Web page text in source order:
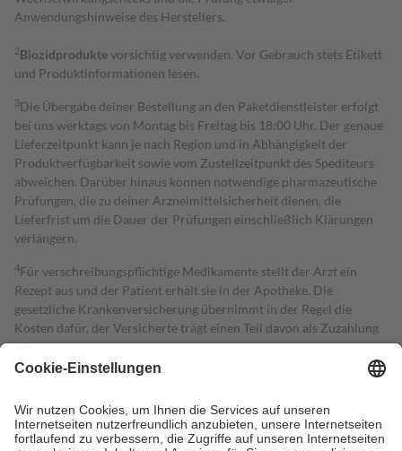
Anwendungshinweise des Herstellers.
2Biozidproduktevorsichtig verwenden. Vor Gebrauch stets Etikett
und Produktinformationen lesen.
3Die Übergabe deiner Bestellung an den Paketdienstleister erfolgt
bei uns werktags von Montag bis Freitag bis 18:00 Uhr. Der genaue
Lieferzeitpunkt kann je nach Region und in Abhängigkeit der
Produktverfügbarkeit sowie vom Zustellzeitpunkt des Spediteurs
abweichen. Darüber hinaus können notwendige pharmazeutische
Prüfungen, die zu deiner Arzneimittelsicherheit dienen, die
Lieferfrist um die Dauer der Prüfungen einschließlich Klärungen
verlängern.
4Für verschreibungspflichtige Medikamente stellt der Arzt ein
Rezept aus und der Patient erhält sie in der Apotheke. Die
gesetzliche Krankenversicherung übernimmt in der Regel die
Kosten dafür, der Versicherte trägt einen Teil davon als Zuzahlung
mit.
Grundsätzlich leisten Mitglieder Zuzahlungen in Höhe von zehn
höchstens zehn Euro.
Es sind jedoch nie mehr als die tatsächlichen
Kosten der Leistung zu entrichten.
Diese Regeln gelten grundsätzlich auch für Online-Apotheken.